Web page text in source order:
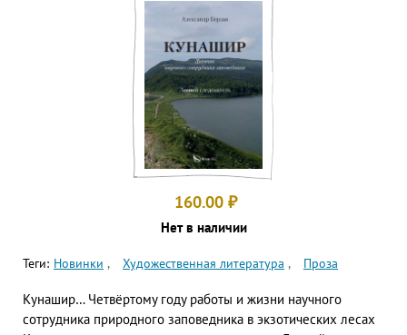
160.00 ₽
Нет в наличии
Теги: Новинки Художественная литература Проза
Кунашир… Четвёртому году работы и жизни научного
сотрудника природного заповедника в экзотических лесах